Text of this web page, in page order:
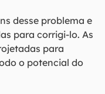
desse problema e
para corrigi-lo. As
para
o potencial do